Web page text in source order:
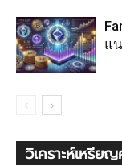
แ
วิเคราะห์เหรีย